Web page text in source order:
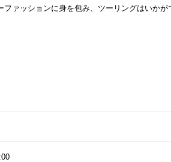
ファッションに身を包み、ツーリングはいか